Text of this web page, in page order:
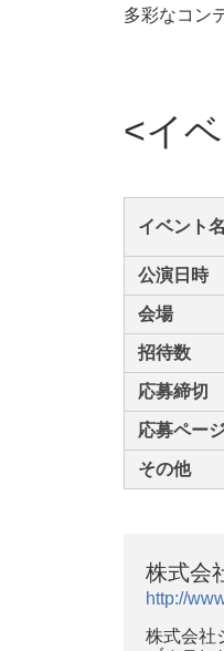
多彩なコン
イ
イベント名
公演日時
会場
招待数
応募締切
応募ペー
その他
株式会
http://
株式会社